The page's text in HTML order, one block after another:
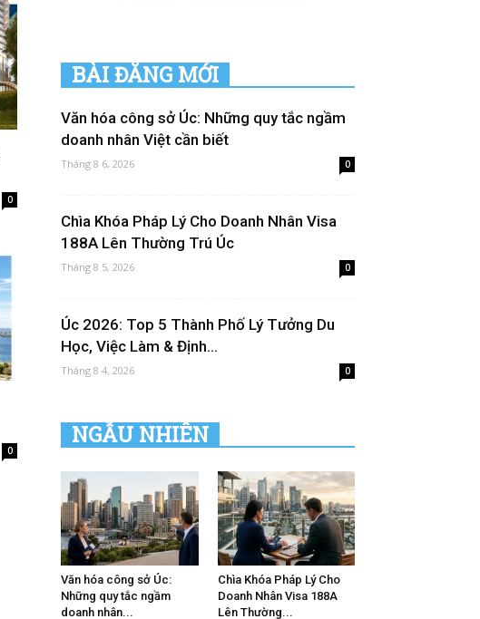
0
0
BÀI ĐĂNG MỚI
Văn hóa công sở Úc: Những quy tắc ngầm
doanh nhân Việt cần biết
Tháng 8 6, 2026 0
Chìa Khóa Pháp Lý Cho Doanh Nhân Visa
188A Lên Thường Trú Úc
Tháng 8 5, 2026 0
Úc 2026: Top 5 Thành Phố Lý Tưởng Du
Học, Việc Làm & Định...
Tháng 8 4, 2026 0
NGẪU NHIÊN
Văn hóa công sở Úc:
Những quy tắc ngầm
doanh nhân...
Chìa Khóa Pháp Lý Cho
Doanh Nhân Visa 188A
Lên Thường...